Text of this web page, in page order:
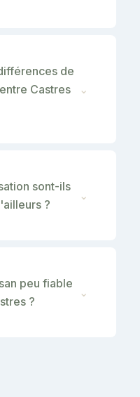
de
Castres
⌄
sont-ils
?
⌄
peu fiable
?
⌄